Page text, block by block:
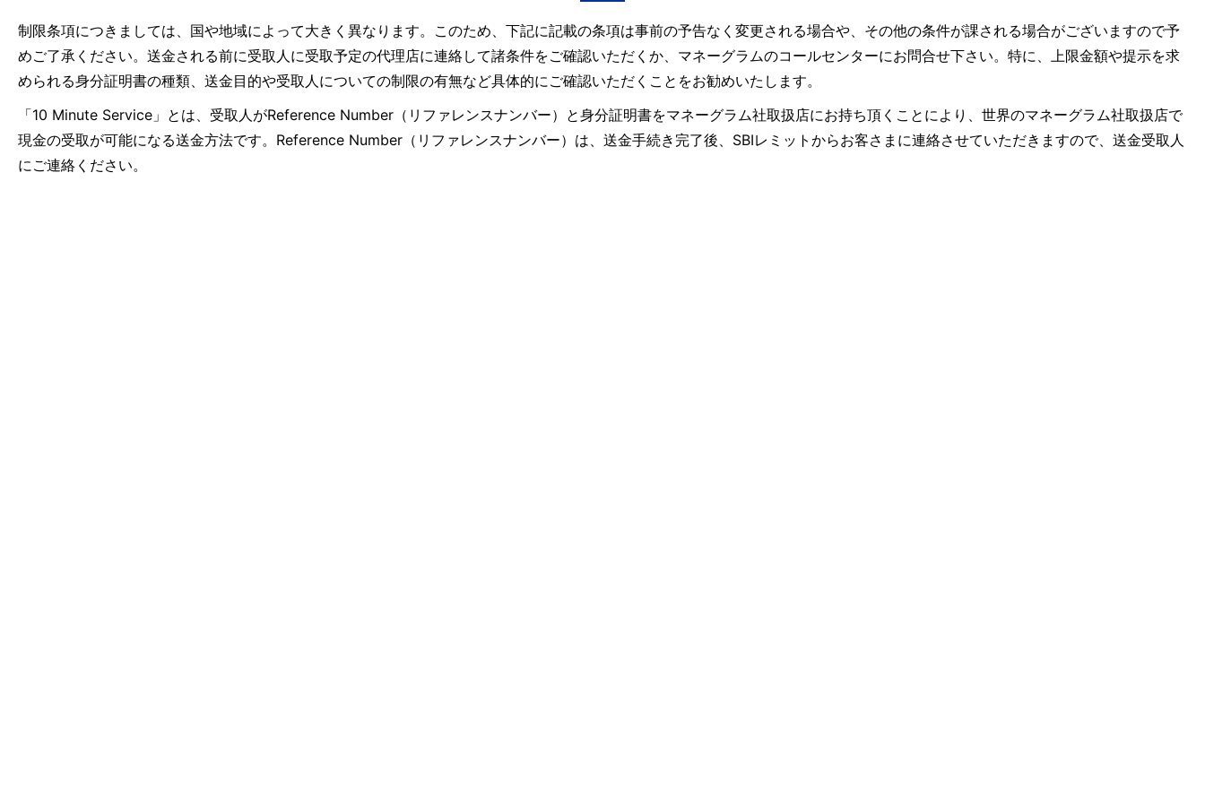
制限条項につきましては、国や地域によって大きく異なります。このため、下記に記載の条項は事前の予告なく変更される場合や、その他の条件が課される場合がございますので予
めご了承ください。送金される前に受取人に受取予定の代理店に連絡して諸条件をご確認いただくか、マネーグラムのコールセンターにお問合せ下さい。特に、上限金額や提示を求
められる身分証明書の種類、送金目的や受取人についての制限の有無など具体的にご確認いただくことをお勧めいたします。
「10 Minute Service」とは、受取人がReference Number（リファレンスナンバー）と身分証明書をマネーグラム社取扱店にお持ち頂くことにより、世界のマネーグラム社取扱店で
現金の受取が可能になる送金方法です。Reference Number（リファレンスナンバー）は、送金手続き完了後、SBIレミットからお客さまに連絡させていただきますので、送金受取人
にご連絡ください。